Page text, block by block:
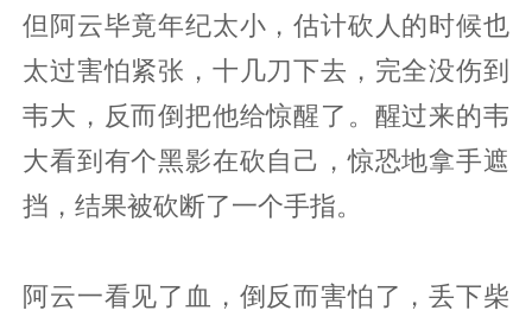
但阿云毕竟年纪太小，估计砍人的时候也
太过害怕紧张，十几刀下去，完全没伤到
韦大，反而倒把他给惊醒了。醒过来的韦
大看到有个黑影在砍自己，惊恐地拿手遮
挡，结果被砍断了一个手指。
阿云一看见了血，倒反而害怕了，丢下柴